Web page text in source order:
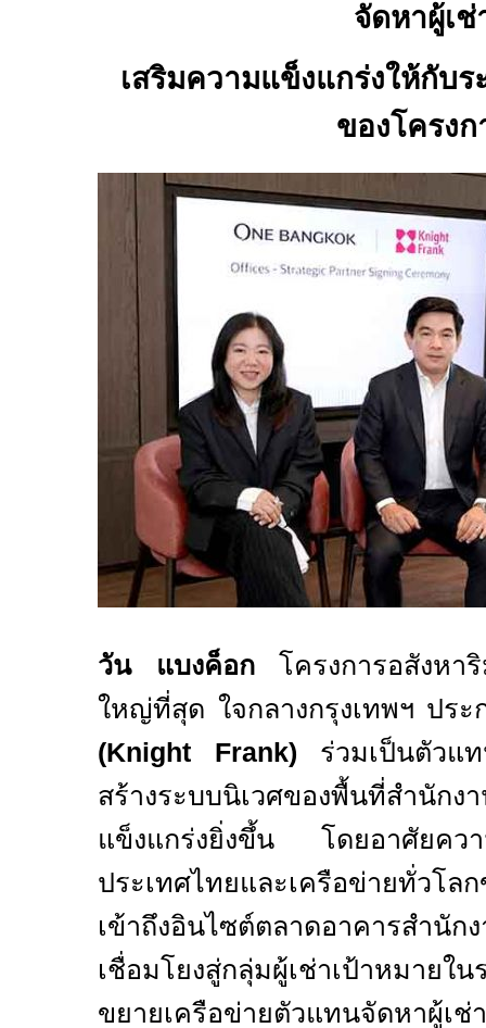
จัดหาผู้เช่
เสริมความแข็งแกร่งให้กับ
ของโครงก
วัน แบงค็อกโครงการอสังหา
ใหญ่ที่สุด ใจกลางกรุงเทพฯ ปร
(Knight Frank) ร่วมเป็นตัวแท
สร้างระบบนิเวศของพื้นที่สำนักง
แข็งแกร่งยิ่งขึ้น โดยอาศัยควา
ประเทศไทยและเครือข่ายทั่วโ
เข้าถึงอินไซต์ตลาดอาคารสำนั
เชื่อมโยงสู่กลุ่มผู้เช่าเป้าหมาย
ขยายเครือข่ายตัวแทนจัดหาผู้เช่